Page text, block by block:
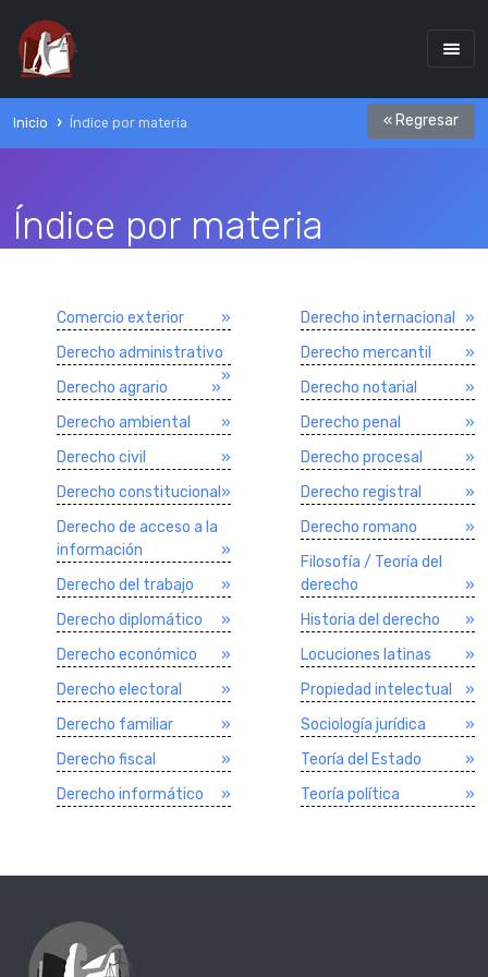
Inicio Índice por materia « Regresar
Índice por materia
Comercio exterior
»
Derecho administrativo
»
Derecho agrario
»
Derecho ambiental
»
Derecho civil
»
Derecho constitucional »
Derecho de acceso a la
información
»
Derecho del trabajo
»
Derecho diplomático
»
Derecho económico
»
Derecho electoral
»
Derecho familiar
»
Derecho fiscal
»
Derecho informático
»
Derecho internacional
»
Derecho mercantil
»
Derecho notarial
»
Derecho penal
»
Derecho procesal
»
Derecho registral
»
Derecho romano
»
Filosofí­a / Teorí­a del
derecho
»
Historia del derecho
»
Locuciones latinas
»
Propiedad intelectual
»
Sociologí­a jurí­dica
»
Teorí­a del Estado
»
Teorí­a polí­tica
»